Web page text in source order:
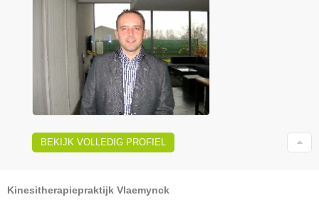
BEKIJK VOLLEDIG PROFIEL
Kinesitherapiepraktijk Vlaemynck